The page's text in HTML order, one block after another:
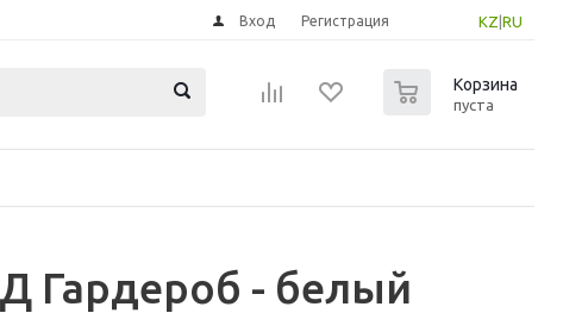
KZ RU
Вход Регистрация
Корзина
пуста
Гардероб - белый